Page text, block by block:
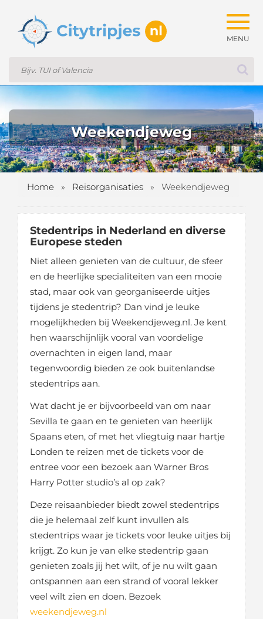
Weekendjeweg
Home » Reisorganisaties » Weekendjeweg
Stedentrips in Nederland en diverse
Europese steden
Niet alleen genieten van de cultuur, de sfeer
en de heerlijke specialiteiten van een mooie
stad, maar ook van georganiseerde uitjes
tijdens je stedentrip? Dan vind je leuke
mogelijkheden bij Weekendjeweg.nl. Je kent
hen waarschijnlijk vooral van voordelige
overnachten in eigen land, maar
tegenwoordig bieden ze ook buitenlandse
stedentrips aan.
Wat dacht je er bijvoorbeeld van om naar
Sevilla te gaan en te genieten van heerlijk
Spaans eten, of met het vliegtuig naar hartje
Londen te reizen met de tickets voor de
entree voor een bezoek aan Warner Bros
Harry Potter studio’s al op zak?
Deze reisaanbieder biedt zowel stedentrips
die je helemaal zelf kunt invullen als
stedentrips waar je tickets voor leuke uitjes bij
krijgt. Zo kun je van elke stedentrip gaan
genieten zoals jij het wilt, of je nu wilt gaan
ontspannen aan een strand of vooral lekker
veel wilt zien en doen. Bezoek
weekendjeweg.nl